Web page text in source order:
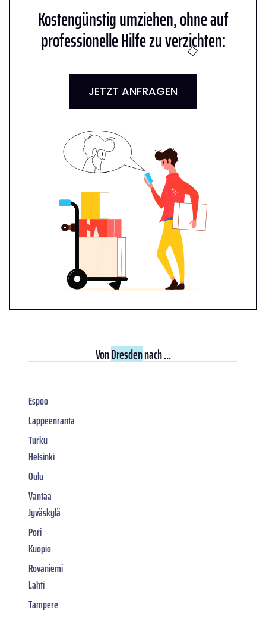
Kostengünstig umziehen, ohne auf
professionelle Hilfe zu verzichten:
JETZT ANFRAGEN
VonDresdennach ...
Espoo
Lappeenranta
Turku
Helsinki
Oulu
Vantaa
Jyväskylä
Pori
Kuopio
Rovaniemi
Lahti
Tampere